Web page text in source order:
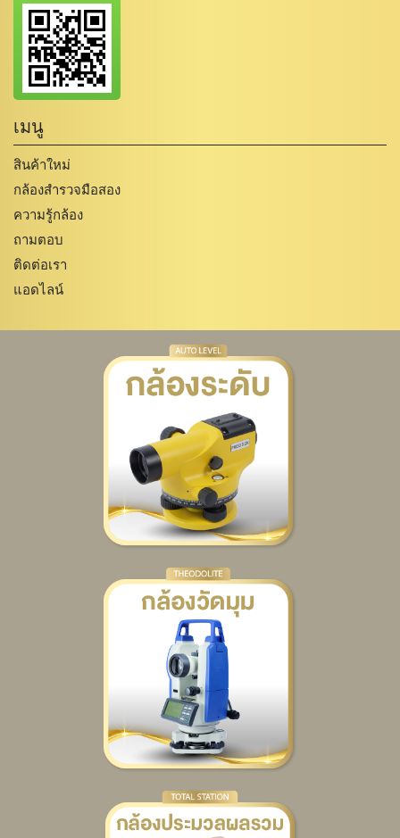
เมนู
สินค้าใหม่
กล้องสำรวจมือสอง
ความรู้กล้อง
ถามตอบ
ติดต่อเรา
แอดไลน์